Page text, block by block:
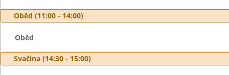
Oběd (11:00 - 14:00)
Oběd
Svačina (14:30 - 15:00)